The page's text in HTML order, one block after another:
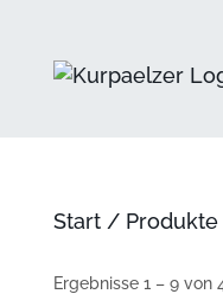
Start/ Produkte
Ergebnisse 1 – 9